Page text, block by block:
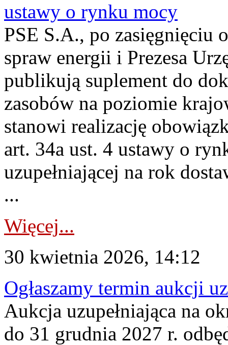
ustawy o rynku mocy
PSE S.A., po zasięgnięciu
spraw energii i Prezesa
publikują suplement do
zasobów na poziomie
stanowi realizację
art. 34a ust. 4 ustawy o
uzupełniającej na rok
...
Więcej...
30 kwietnia 2026, 14:12
Ogłaszamy termin aukcji
Aukcja uzupełniająca na
do 31 grudnia 2027 r.